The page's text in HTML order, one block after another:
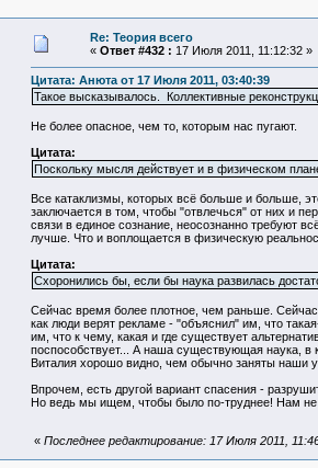
Re: Теория всего
« Ответ #432 : 17 Июля 2011, 11:12:32 »
Цитата: Анюта от 17 Июля 2011, 03:40:39
Такое высказывалось. Коллективные
Не более опасное, чем то, которым нас пугают.
Цитата:
Поскольку мысля действует и в физическом
Все катаклизмы, которых всё больше и больше,
заключается в том, чтобы "отвлечься" от них и
связи в единое сознание, неосознанно требуют
лучше. Что и воплощается в физическую
Цитата:
Схоронились бы, если бы наука развилась
Сейчас время более плотное, чем раньше.
как люди верят рекламе - "объяснил" им, что
им, что к чему, какая и где существует
поспособствует... А наша существующая наука, в
Виталия хорошо видно, чем обычно заняты наши
Впрочем, есть другой вариант спасения -
Но ведь мы ищем, чтобы было по-труднее! Нам не
« Последнее редактирование: 17 Июля 2011,